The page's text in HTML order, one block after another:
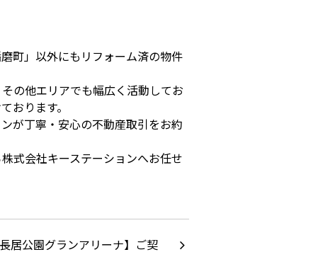
町」以外にもリフォーム済の物件
の他エリアでも幅広く活動してお
おります。
が丁寧・安心の不動産取引をお約
式会社キーステーションへお任せ